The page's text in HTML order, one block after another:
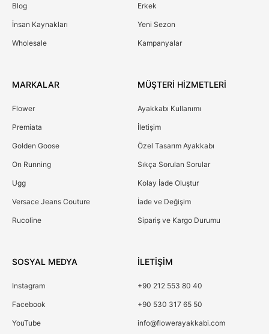
Blog
İnsan Kaynakları
Wholesale
Erkek
Yeni Sezon
Kampanyalar
MARKALAR
Flower
Premiata
Golden Goose
On Running
Ugg
Versace Jeans Couture
Rucoline
MÜŞTERİ HİZMETLERİ
Ayakkabı Kullanımı
İletişim
Özel Tasarım Ayakkabı
Sıkça Sorulan Sorular
Kolay İade Oluştur
İade ve Değişim
Sipariş ve Kargo Durumu
SOSYAL MEDYA
Instagram
Facebook
YouTube
İLETİŞİM
+90 212 553 80 40
+90 530 317 65 50
info@flowerayakkabi.com